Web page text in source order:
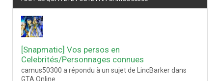
[Snapmatic] Vos persos en
Celebrités/Personnages connues
camus50300 a répondu à un sujet de LincBarker dans
GTA Online